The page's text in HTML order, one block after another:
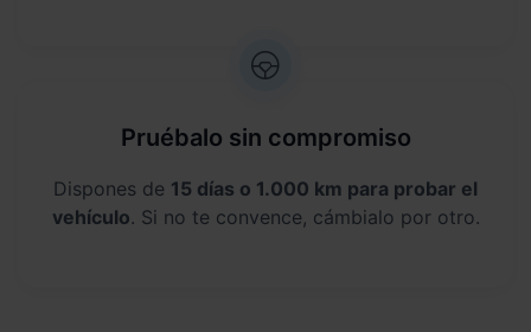
Pruébalo sin compromiso
Dispones de 15 días o 1.000 km para probar el
vehículo. Si no te convence, cámbialo por otro.